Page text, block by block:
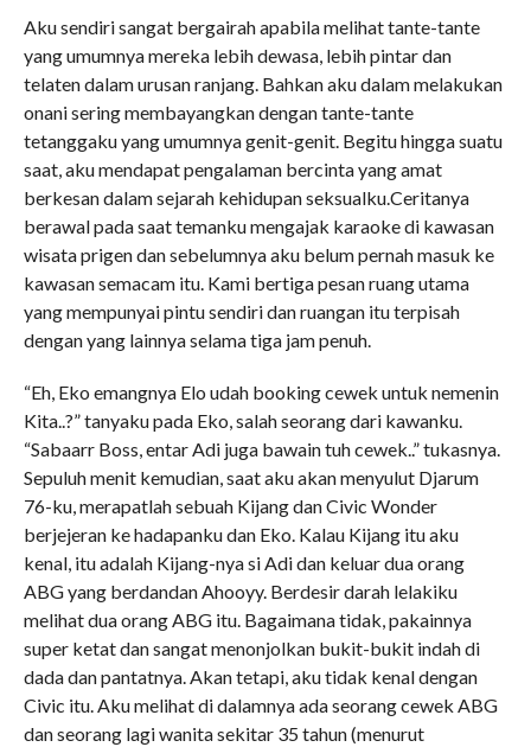
Aku sendiri sangat bergairah apabila melihat tante-tante
yang umumnya mereka lebih dewasa, lebih pintar dan
telaten dalam urusan ranjang. Bahkan aku dalam melakukan
onani sering membayangkan dengan tante-tante
tetanggaku yang umumnya genit-genit. Begitu hingga suatu
saat, aku mendapat pengalaman bercinta yang amat
berkesan dalam sejarah kehidupan seksualku.Ceritanya
berawal pada saat temanku mengajak karaoke di kawasan
wisata prigen dan sebelumnya aku belum pernah masuk ke
kawasan semacam itu. Kami bertiga pesan ruang utama
yang mempunyai pintu sendiri dan ruangan itu terpisah
dengan yang lainnya selama tiga jam penuh.
“Eh, Eko emangnya Elo udah booking cewek untuk nemenin
Kita..?” tanyaku pada Eko, salah seorang dari kawanku.
“Sabaarr Boss, entar Adi juga bawain tuh cewek..” tukasnya.
Sepuluh menit kemudian, saat aku akan menyulut Djarum
76-ku, merapatlah sebuah Kijang dan Civic Wonder
berjejeran ke hadapanku dan Eko. Kalau Kijang itu aku
kenal, itu adalah Kijang-nya si Adi dan keluar dua orang
ABG yang berdandan Ahooyy. Berdesir darah lelakiku
melihat dua orang ABG itu. Bagaimana tidak, pakainnya
super ketat dan sangat menonjolkan bukit-bukit indah di
dada dan pantatnya. Akan tetapi, aku tidak kenal dengan
Civic itu. Aku melihat di dalamnya ada seorang cewek ABG
dan seorang lagi wanita sekitar 35 tahun (menurut